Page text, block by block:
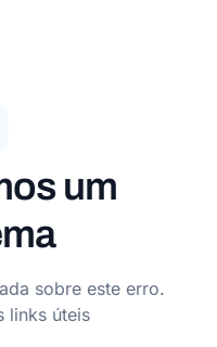
um
sobre este erro.
links úteis